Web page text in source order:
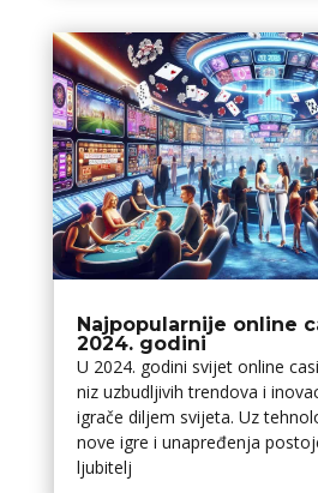
Najpopularnije online
2024. godini
U 2024. godini svijet online
niz uzbudljivih trendova i
igrače diljem svijeta. Uz
nove igre i unapređenja
ljubitelj